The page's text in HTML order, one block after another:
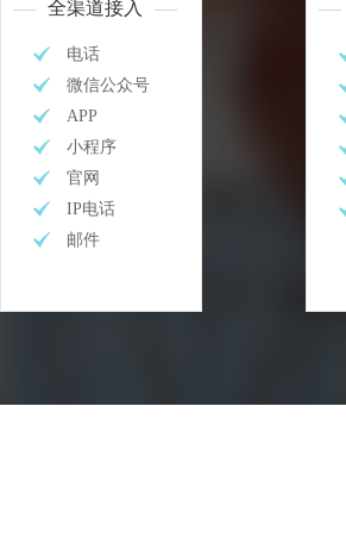
全渠道接入
电话
微信公众号
APP
小程序
官网
IP电话
邮件